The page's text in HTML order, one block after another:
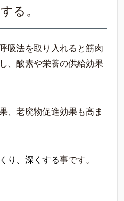
る。
吸法を取り入れると筋肉
、酸素や栄養の供給効果
、老廃物促進効果も高ま
り、深くする事です。